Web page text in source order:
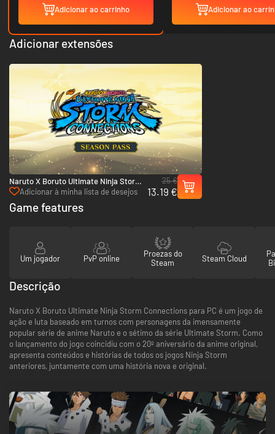
Adicionar ao carrinho Adicionar ao
Adicionar extensões
Naruto X Boruto Ultimate Ninja Storm
Connections - Season Pass - PC
(Steam)
Adicionar à minha lista de desejos
25 €
13.19 €
Game features
Um jogador PvP online
Proezas do
Steam
Steam Cloud
Descrição
Naruto X Boruto Ultimate Ninja Storm Connections para PC é um jogo de
ação e luta baseado em turnos com personagens da imensamente
popular série de anime Naruto e o sétimo da série Ultimate Storm. Como
o lançamento do jogo coincidiu com o 20º aniversário da anime original,
apresenta conteúdos e histórias de todos os jogos Ninja Storm
anteriores, juntamente com uma história nova e original.